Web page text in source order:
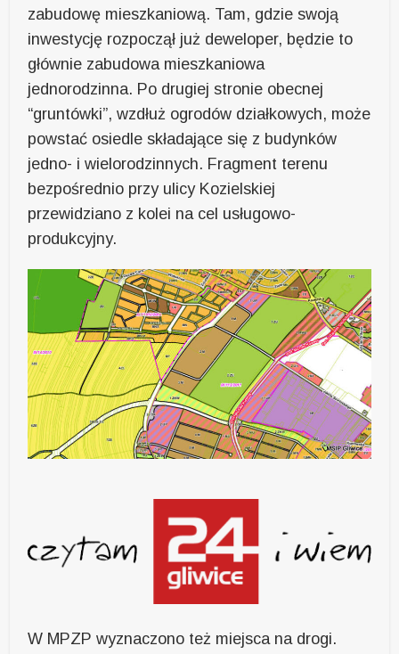
zabudowę mieszkaniową. Tam, gdzie swoją
inwestycję rozpoczął już deweloper, będzie to
głównie zabudowa mieszkaniowa
jednorodzinna. Po drugiej stronie obecnej
“gruntówki”, wzdłuż ogrodów działkowych, może
powstać osiedle składające się z budynków
jedno- i wielorodzinnych. Fragment terenu
bezpośrednio przy ulicy Kozielskiej
przewidziano z kolei na cel usługowo-
produkcyjny.
W MPZP wyznaczono też miejsca na drogi.